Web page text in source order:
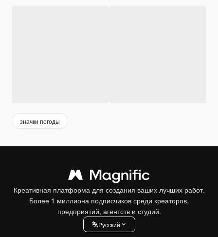
значки погоды
Креативная платформа для создания ваших лучших работ.
Более 1 миллиона подписчиков среди креаторов,
предприятий, агентств и студий.
Pусский